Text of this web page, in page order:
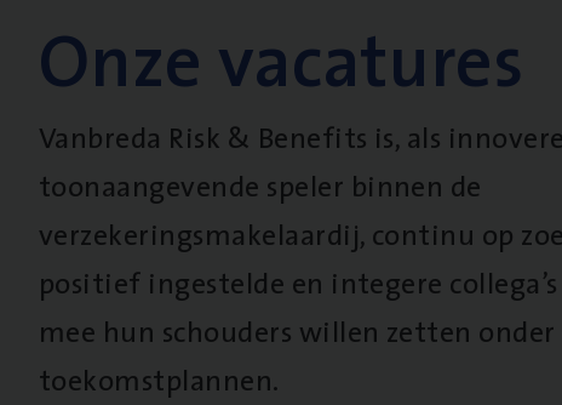
Onze vacatures
Vanbreda Risk & Benefits is, als
toonaangevende speler binnen de
verzekeringsmakelaardij, continu op
positief ingestelde en integere
mee hun schouders willen zetten onder
toekomstplannen.